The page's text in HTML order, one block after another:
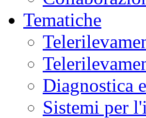
Tematiche
Diagnostica
Sistemi per